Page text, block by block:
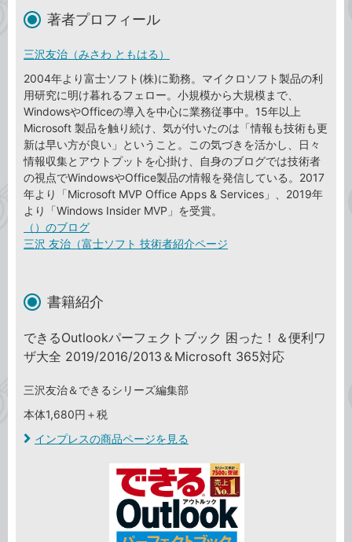
著者プロフィール
三沢友治（みさわ ともはる）
2004年より富士ソフト(株)に勤務。マイクロソフト製品の利
用研究に明け暮れるフェロー。小規模から大規模まで、
WindowsやOfficeの導入を中心に業務従事中。15年以上
Microsoft 製品を触り続け、気が付いたのは「情報も技術も更
新は早い方が良い」ということ。この気づきを活かし、日々
情報収集とアウトプットを心掛け、自身のブログでは技術者
の視点でWindowsやOffice製品の情報を発信している。2017
年より「Microsoft MVP Office Apps & Services」、2019年
より「Windows Insider MVP」を受賞。
（）のブログ
三沢 友治（富士ソフト 技術者紹介ページ
書籍紹介
できるOutlookパーフェクトブック 困った！＆便利ワ
ザ大全 2019/2016/2013＆Microsoft 365対応
三沢友治＆できるシリーズ編集部
本体1,680円＋税
インプレスの商品ページを見る